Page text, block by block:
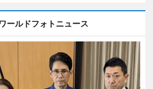
ワールドフォトニュース